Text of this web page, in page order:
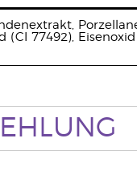
(CI 77492),